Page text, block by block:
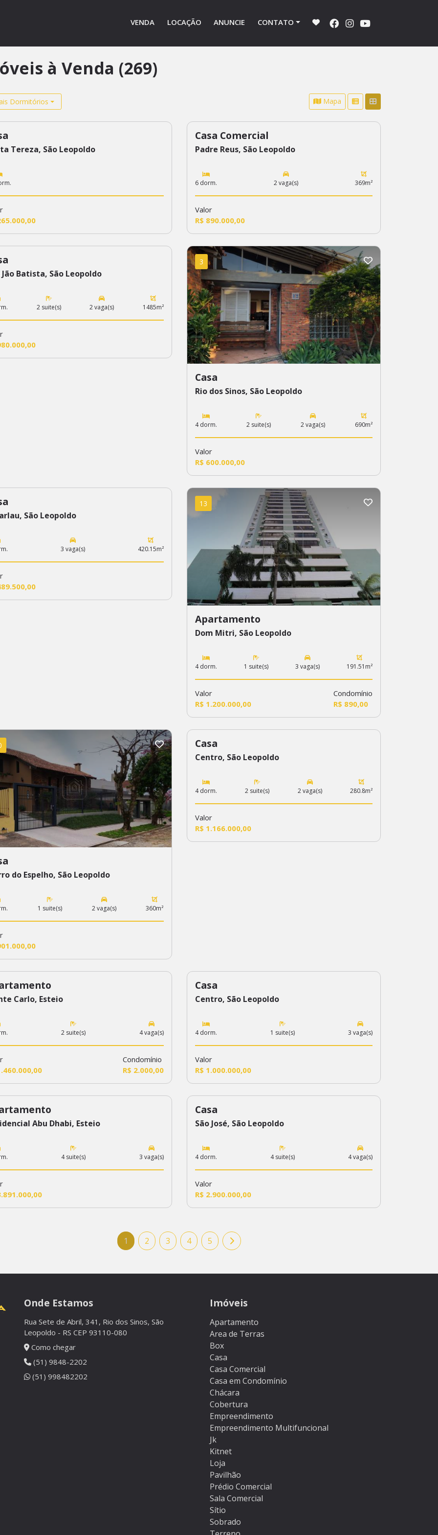
VENDA LOCAÇÃO ANUNCIE CONTATO
à Venda (269)
Dormitórios Mapa
Tereza, São Leopoldo
424
Casa Comercial
Padre Reus, São Leopoldo
6 dorm. 2 vaga(s) 369m²
Valor
R$ 890.000,00
Jão Batista, São Leopoldo
2 suite(s) 2 vaga(s) 1485m²
3
Casa
Rio dos Sinos, São Leopoldo
4 dorm. 2 suite(s) 2 vaga(s) 690m²
Valor
R$ 600.000,00
São Leopoldo
3 vaga(s) 420.15m²
13
Apartamento
Dom Mitri, São Leopoldo
4 dorm. 1 suite(s) 3 vaga(s) 191.51m²
Valor
R$ 1.200.000,00
Condomínio
R$ 890,00
do Espelho, São Leopoldo
1 suite(s) 2 vaga(s) 360m²
59
Casa
Centro, São Leopoldo
4 dorm. 2 suite(s) 2 vaga(s) 280.8m²
Valor
R$ 1.166.000,00
Carlo, Esteio
2 suite(s) 4 vaga(s)
Condomínio
R$ 2.000,00
96
Casa
Centro, São Leopoldo
4 dorm. 1 suite(s) 3 vaga(s)
Valor
R$ 1.000.000,00
Abu Dhabi, Esteio
4 suite(s) 3 vaga(s)
110
Casa
São José, São Leopoldo
4 dorm. 4 suite(s) 4 vaga(s)
Valor
R$ 2.900.000,00
1 2 3 4 5
Onde Estamos
Rua Sete de Abril, 341, Rio dos Sinos, São
Leopoldo - RS CEP 93110-080
Como chegar
(51) 9848-2202
(51) 998482202
Imóveis
Apartamento
Area de Terras
Box
Casa
Casa Comercial
Casa em Condomínio
Chácara
Cobertura
Empreendimento
Empreendimento Multifuncional
Jk
Kitnet
Loja
Pavilhão
Prédio Comercial
Sala Comercial
Sítio
Sobrado